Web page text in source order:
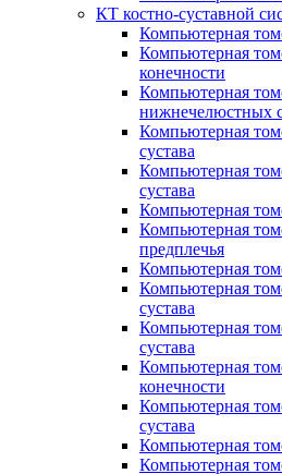
КТ костно-суставной
Компьютерная
Компьютерная
конечности
Компьютерная
нижнечелюстных
Компьютерная
сустава
Компьютерная
сустава
Компьютерная
Компьютерная
предплечья
Компьютерная
Компьютерная
сустава
Компьютерная
сустава
Компьютерная
конечности
Компьютерная
сустава
Компьютерная
Компьютерная